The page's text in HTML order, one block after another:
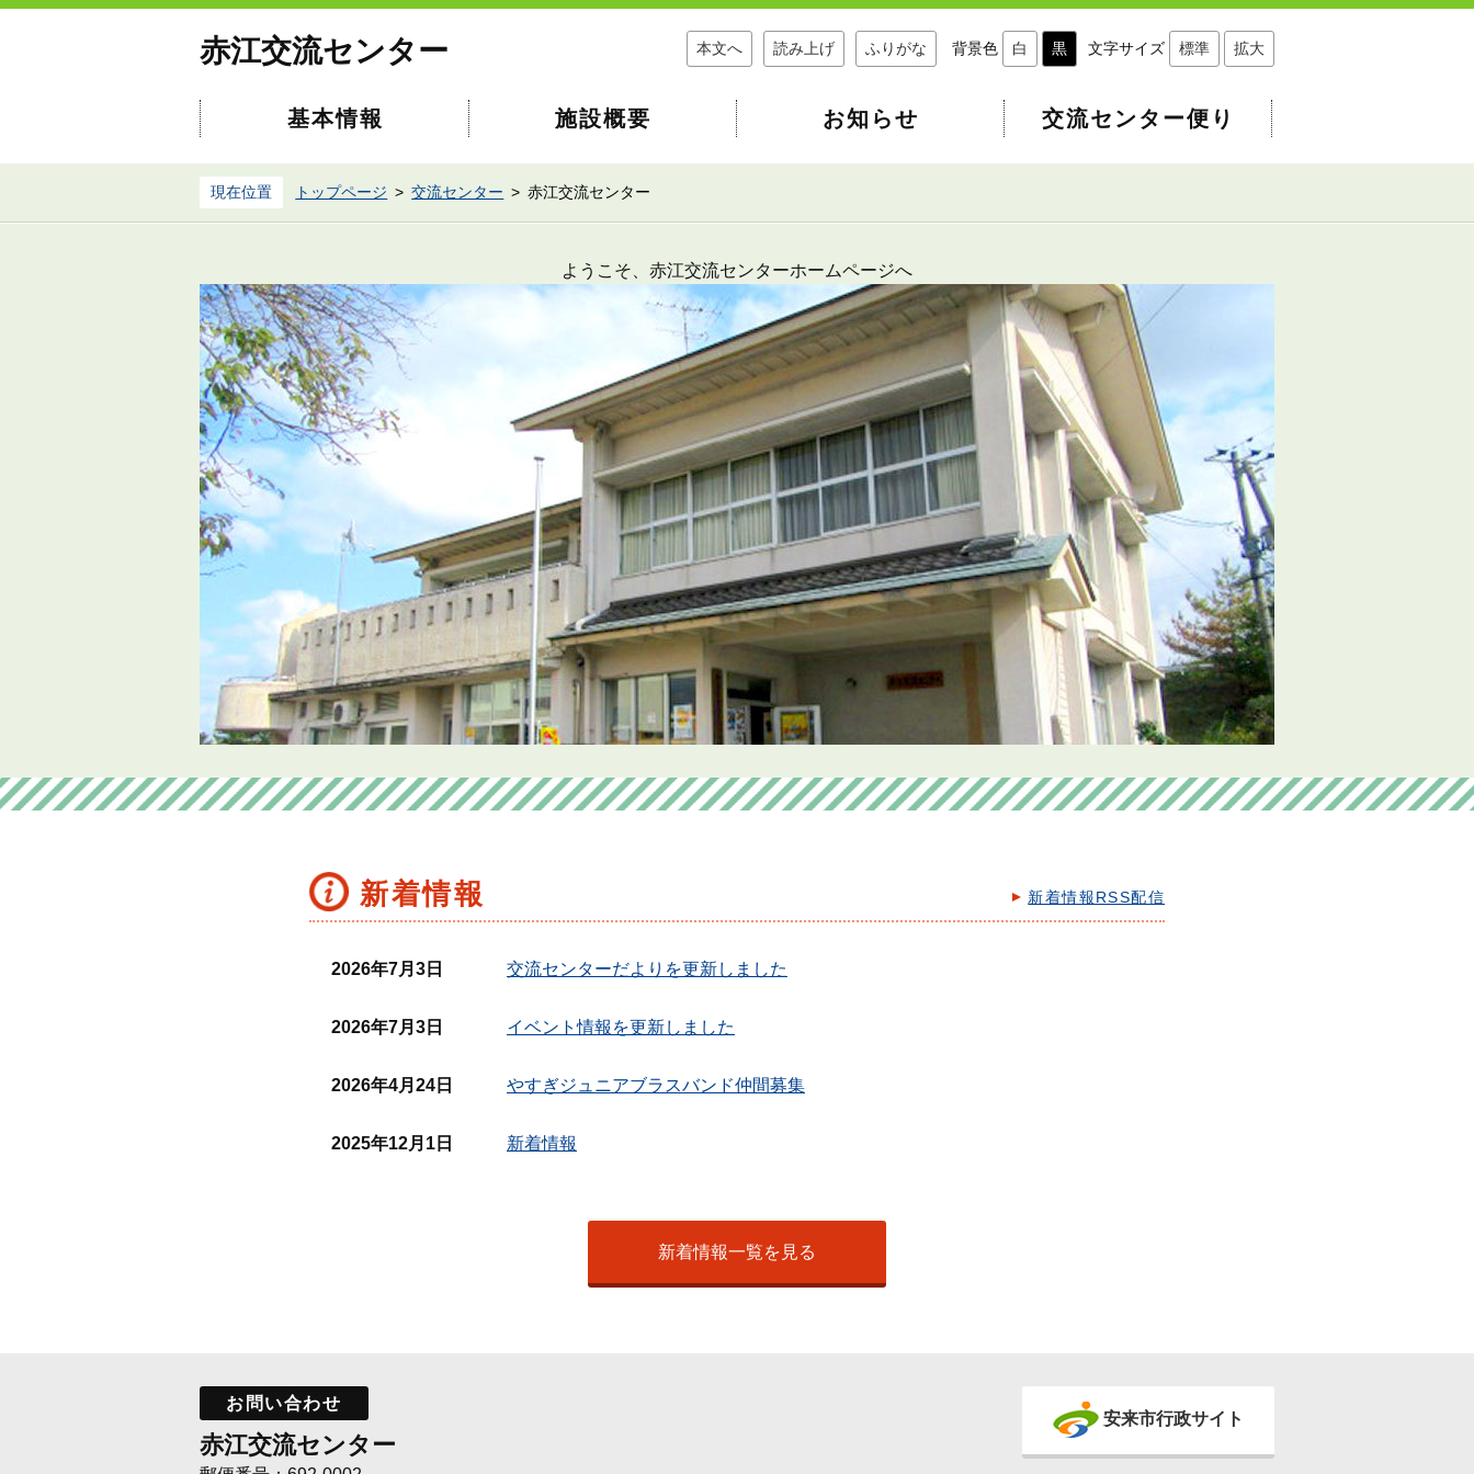
赤江交流センター 本文へ 読み上げ ふりがな 背景色 白 黒 文字サイズ 標準 拡大
基本情報 施設概要 お知らせ 交流センター便り
現在位置 トップページ 交流センター 赤江交流センター
ようこそ、赤江交流センターホームページへ
新着情報 新着情報RSS配信
2026年7月3日 交流センターだよりを更新しました
2026年7月3日 イベント情報を更新しました
2026年4月24日 やすぎジュニアブラスバンド仲間募集
2025年12月1日 新着情報
新着情報一覧を見る
お問い合わせ
赤江交流センター
安来市行政サイト